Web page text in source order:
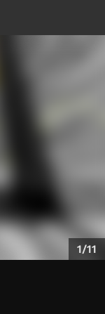
1/11